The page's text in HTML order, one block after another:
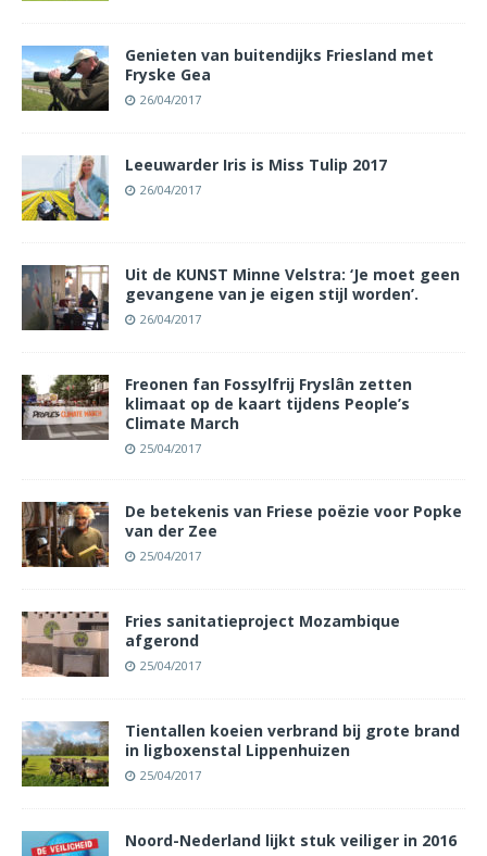
Genieten van buitendijks Friesland met
Fryske Gea
26/04/2017
Leeuwarder Iris is Miss Tulip 2017
26/04/2017
Uit de KUNST Minne Velstra: ‘Je moet geen
gevangene van je eigen stijl worden’.
26/04/2017
Freonen fan Fossylfrij Fryslân zetten
klimaat op de kaart tijdens People’s
Climate March
25/04/2017
De betekenis van Friese poëzie voor Popke
van der Zee
25/04/2017
Fries sanitatieproject Mozambique
afgerond
25/04/2017
Tientallen koeien verbrand bij grote brand
in ligboxenstal Lippenhuizen
25/04/2017
Noord-Nederland lijkt stuk veiliger in 2016